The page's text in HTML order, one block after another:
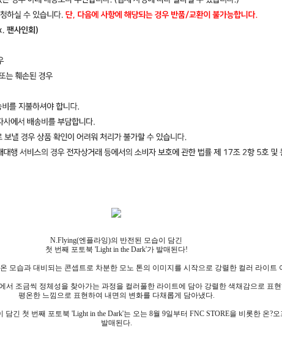
N.Flying(엔플라잉)의 반전된 모습이 담긴
첫 번째 포토북 'Light in the Dark'가 발매된다!
모습과 대비되는 콘셉트로 차분한 모노 톤의 이미지를 시작으로 강렬한 컬러 라이
조금씩 정체성을 찾아가는 과정을 컬러풀한 라이트에 담아 강렬한 색채감으로 표
평온한 느낌으로 표현하여 내면의 변화를 다채롭게 담아냈다.
긴 첫 번째 포토북 'Light in the Dark'는 오는 8월 9일부터 FNC STORE을 비롯한 온?
발매된다.